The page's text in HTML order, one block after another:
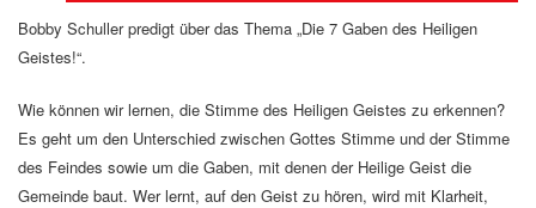
Bobby Schuller predigt über das Thema „Die 7 Gaben des Heiligen
Geistes!“.
Wie können wir lernen, die Stimme des Heiligen Geistes zu erkennen?
Es geht um den Unterschied zwischen Gottes Stimme und der Stimme
des Feindes sowie um die Gaben, mit denen der Heilige Geist die
Gemeinde baut. Wer lernt, auf den Geist zu hören, wird mit Klarheit,